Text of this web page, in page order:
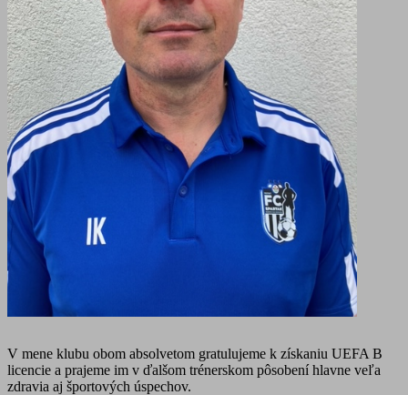
V mene klubu obom absolvetom gratulujeme k získaniu UEFA B
licencie a prajeme im v ďalšom trénerskom pôsobení hlavne veľa
zdravia aj športových úspechov.